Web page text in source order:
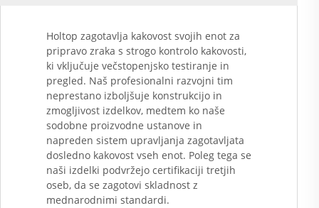
Holtop zagotavlja kakovost svojih enot za
pripravo zraka s strogo kontrolo kakovosti,
ki vključuje večstopenjsko testiranje in
pregled. Naš profesionalni razvojni tim
neprestano izboljšuje konstrukcijo in
zmogljivost izdelkov, medtem ko naše
sodobne proizvodne ustanove in
napreden sistem upravljanja zagotavljata
dosledno kakovost vseh enot. Poleg tega se
naši izdelki podvržejo certifikaciji tretjih
oseb, da se zagotovi skladnost z
mednarodnimi standardi.